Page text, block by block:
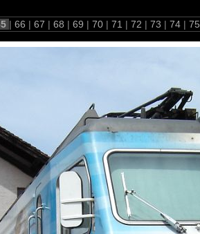
| 66 | 67 | 68 | 69 | 70 | 71 | 72 | 73 | 74 | 75